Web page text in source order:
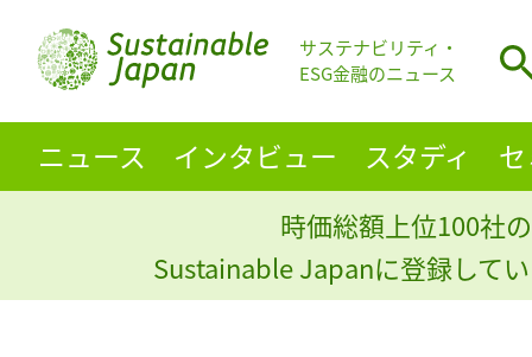
サステナビリティ・
ESG金融のニュース
ニュース インタビュー スタディ
時価総額上位100社
Sustainable Japanに登録して